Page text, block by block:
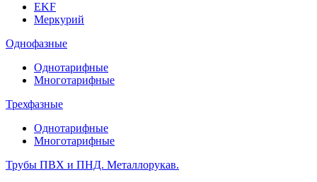
EKF
Меркурий
Однофазные
Однотарифные
Многотарифные
Трехфазные
Однотарифные
Многотарифные
Трубы ПВХ и ПНД. Металлорукав.